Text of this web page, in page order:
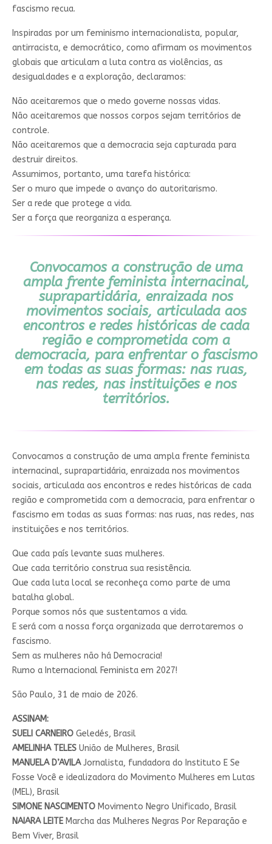
fascismo recua.
Inspiradas por um feminismo internacionalista, popular,
antirracista, e democrático, como afirmam os movimentos
globais que articulam a luta contra as violências, as
desigualdades e a exploração, declaramos:
Não aceitaremos que o medo governe nossas vidas.
Não aceitaremos que nossos corpos sejam territórios de
controle.
Não aceitaremos que a democracia seja capturada para
destruir direitos.
Assumimos, portanto, uma tarefa histórica:
Ser o muro que impede o avanço do autoritarismo.
Ser a rede que protege a vida.
Ser a força que reorganiza a esperança.
Convocamos a construção de uma
ampla frente feminista internacinal,
suprapartidária, enraizada nos
movimentos sociais, articulada aos
encontros e redes históricas de cada
região e comprometida com a
democracia, para enfrentar o fascismo
em todas as suas formas: nas ruas,
nas redes, nas instituições e nos
territórios.
Convocamos a construção de uma ampla frente feminista
internacinal, suprapartidária, enraizada nos movimentos
sociais, articulada aos encontros e redes históricas de cada
região e comprometida com a democracia, para enfrentar o
fascismo em todas as suas formas: nas ruas, nas redes, nas
instituições e nos territórios.
Que cada país levante suas mulheres.
Que cada território construa sua resistência.
Que cada luta local se reconheça como parte de uma
batalha global.
Porque somos nós que sustentamos a vida.
E será com a nossa força organizada que derrotaremos o
fascismo.
Sem as mulheres não há Democracia!
Rumo a Internacional Feminista em 2027!
São Paulo, 31 de maio de 2026.
ASSINAM:
SUELI CARNEIROGeledés, Brasil
AMELINHA TELESUnião de Mulheres, Brasil
MANUELA D’AVILAJornalista, fundadora do Instituto E Se
Fosse Você e idealizadora do Movimento Mulheres em Lutas
(MEL), Brasil
SIMONE NASCIMENTOMovimento Negro Unificado, Brasil
NAIARA LEITEMarcha das Mulheres Negras Por Reparação e
Bem Viver, Brasil